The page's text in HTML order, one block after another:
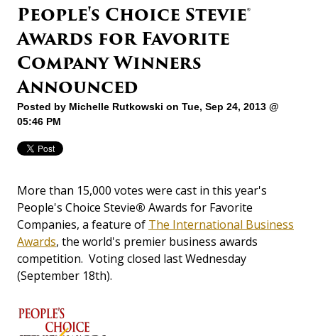
People's Choice Stevie®
Awards for Favorite
Company Winners
Announced
Posted by Michelle Rutkowski on Tue, Sep 24, 2013 @
05:46 PM
More than 15,000 votes were cast in this year's
People's Choice Stevie® Awards for Favorite
Companies, a feature of The International Business
Awards, the world's premier business awards
competition. Voting closed last Wednesday
(September 18th).